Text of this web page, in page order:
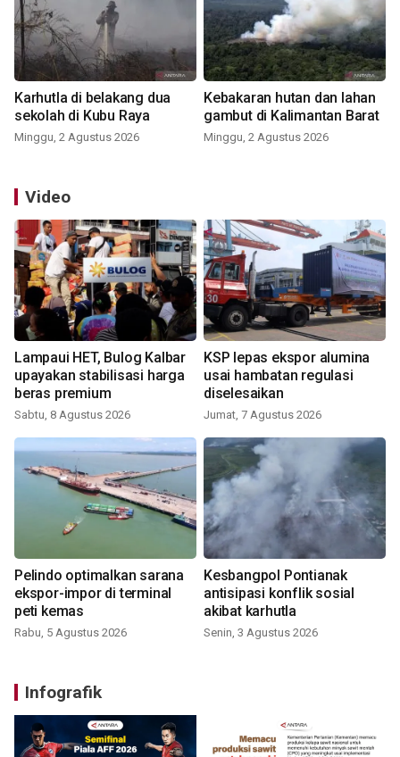
Karhutla di belakang dua
sekolah di Kubu Raya
Minggu, 2 Agustus 2026
Kebakaran hutan dan lahan
gambut di Kalimantan Barat
Minggu, 2 Agustus 2026
Video
Lampaui HET, Bulog Kalbar
upayakan stabilisasi harga
beras premium
Sabtu, 8 Agustus 2026
KSP lepas ekspor alumina
usai hambatan regulasi
diselesaikan
Jumat, 7 Agustus 2026
Pelindo optimalkan sarana
ekspor-impor di terminal
peti kemas
Rabu, 5 Agustus 2026
Kesbangpol Pontianak
antisipasi konflik sosial
akibat karhutla
Senin, 3 Agustus 2026
Infografik